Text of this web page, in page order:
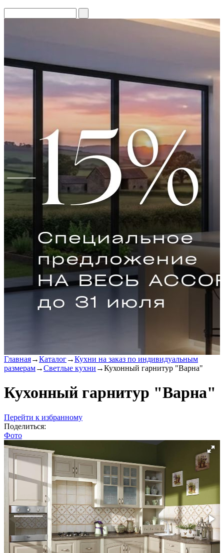
Главная→Каталог→Кухни на заказ по индивидуальным
размерам→Светлые кухни →Кухонный гарнитур "Варна"
Кухонный гарнитур "Варна"
Перейти к избранному
Поделиться:
Фото